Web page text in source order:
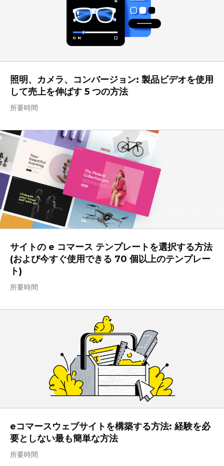
照明、カメラ、コンバージョン: 製品ビデオを使用
して売上を伸ばす 5 つの方法
所要時間
サイトの e コマース テンプレートを選択する方法
(および今すぐ使用できる 70 個以上のテンプレー
ト)
所要時間
eコマースウェブサイトを構築する方法: 経験を必
要としない最も簡単な方法
所要時間